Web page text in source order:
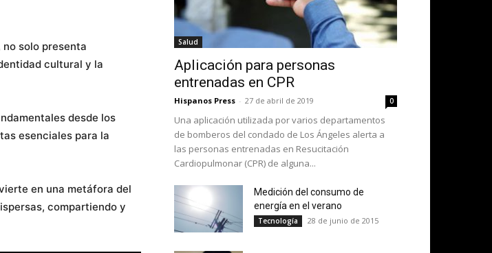
solo presenta
cultural y la
desde los
esenciales para la
en una metáfora del
compartiendo y
Salud
Aplicación para personas
entrenadas en CPR
Hispanos Press - 27 de abril de 2019 0
Una aplicación utilizada por varios departamentos
de bomberos del condado de Los Ángeles alerta a
las personas entrenadas en Resucitación
Cardiopulmonar (CPR) de alguna...
Medición del consumo de
energía en el verano
Tecnología 28 de junio de 2015